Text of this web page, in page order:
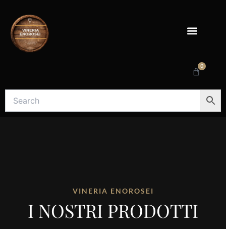
contenuto
0
Carrello
VINERIA ENOROSEI
I NOSTRI PRODOTTI